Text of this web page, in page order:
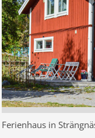
Ferienhaus in